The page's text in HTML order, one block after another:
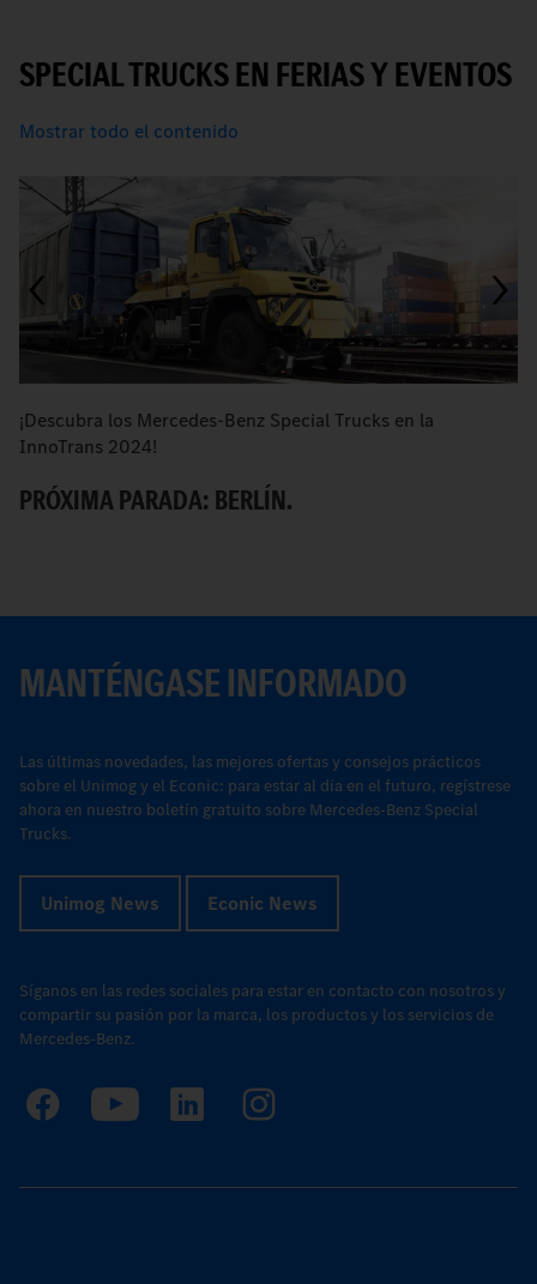
SPECIAL TRUCKS EN FERIAS Y EVENTOS
Mostrar todo el contenido
¡Descubra los Mercedes-Benz Special Trucks en la
InnoTrans 2024!
PRÓXIMA PARADA: BERLÍN.
MANTÉNGASE INFORMADO
Las últimas novedades, las mejores ofertas y consejos prácticos
sobre el Unimog y el Econic: para estar al día en el futuro, regístrese
ahora en nuestro boletín gratuito sobre Mercedes-Benz Special
Trucks.
Unimog News Econic News
Síganos en las redes sociales para estar en contacto con nosotros y
compartir su pasión por la marca, los productos y los servicios de
Mercedes-Benz.